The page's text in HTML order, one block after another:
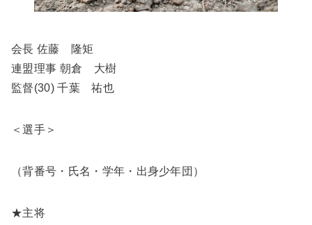
会長 佐藤 隆矩
連盟理事 朝倉 大樹
監督(30) 千葉 祐也
＜選手＞
（背番号・氏名・学年・出身少年団）
★主将